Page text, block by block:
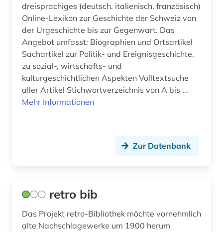
landeskunde (1)
lexikon (100)
liechtenstein (1)
limnologie (1)
literatur (3)
luxemburger literaturarchiv (1)
mathematik (2)
dreisprachiges (deutsch, italienisch, französisch)
Online-Lexikon zur Geschichte der Schweiz von
der Urgeschichte bis zur Gegenwart. Das
Angebot umfasst: Biographien und Ortsartikel
Sachartikel zur Politik- und Ereignisgeschichte,
zu sozial-, wirtschafts- und
kulturgeschichtlichen Aspekten Volltextsuche
aller Artikel Stichwortverzeichnis von A bis ...
Mehr Informationen
Zur Datenbank
retro bib
Das Projekt retro-Bibliothek möchte vornehmlich
alte Nachschlagewerke um 1900 herum